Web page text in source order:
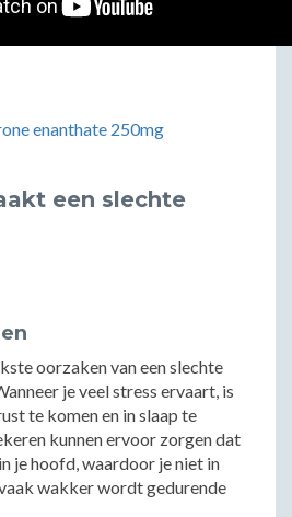
enanthate 250mg
een slechte
oorzaken van een slechte
je veel stress ervaart, is
te komen en in slaap te
kunnen ervoor zorgen dat
je hoofd, waardoor je niet in
wakker wordt gedurende